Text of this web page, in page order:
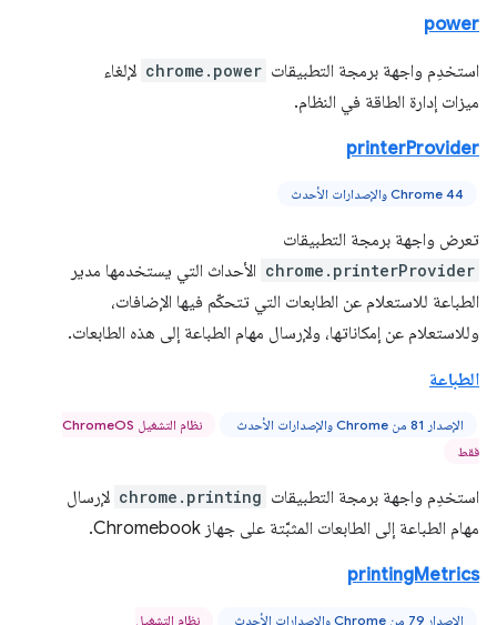
power
استخدِم واجهة برمجة التطبيقات chrome.power لإلغاء
ميزات إدارة الطاقة في النظام.
printerProvider
Chrome 44 والإصدارات الأحدث
تعرض واجهة برمجة التطبيقات
chrome.printerProvider الأحداث التي يستخدمها مدير
الطباعة للاستعلام عن الطابعات التي تتحكّم فيها الإضافات،
وللاستعلام عن إمكاناتها، ولإرسال مهام الطباعة إلى هذه الطابعات.
الطباعة
الإصدار 81 من Chrome والإصدارات الأحدث
نظام التشغيل ChromeOS
فقط
استخدِم واجهة برمجة التطبيقات chrome.printing لإرسال
مهام الطباعة إلى الطابعات المثبَّتة على جهاز Chromebook.
printingMetrics
الإصدار 79 من Chrome والإصدارات الأحدث
نظام التشغيل